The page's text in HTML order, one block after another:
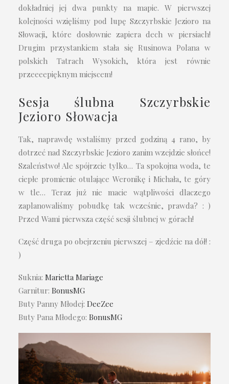
dokładniej jej dwa punkty na mapie. W pierwszej
kolejności wzięliśmy pod lupę Szczyrbskie Jezioro na
Słowacji, które dosłownie zapiera dech w piersiach!
Drugim przystankiem stała się Rusinowa Polana w
polskich Tatrach Wysokich, która jest równie
przeeeepięknym miejscem!
Sesja ślubna Szczyrbskie
Jezioro Słowacja
Tak, naprawdę wstaliśmy przed godziną 4 rano, by
dotrzeć nad Szczyrbskie Jezioro zanim wzejdzie słońce!
Szaleństwo! Ale spójrzcie tylko… Ta spokojna woda, te
ciepłe promienie otulające Weronikę i Michała, te góry
w tle… Teraz już nie macie wątpliwości dlaczego
zaplanowaliśmy pobudkę tak wcześnie, prawda? : )
Przed Wami pierwsza część sesji ślubnej w górach!
Część druga po obejrzeniu pierwszej – zjedźcie na dół! :
)
Suknia: Marietta Mariage
Garnitur: BonusMG
Buty Panny Młodej: DeeZee
Buty Pana Młodego: BonusMG